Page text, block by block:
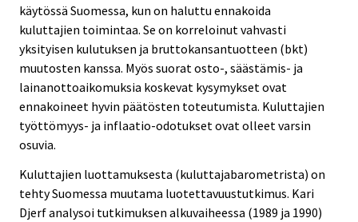
käytössä Suomessa, kun on haluttu ennakoida
kuluttajien toimintaa. Se on korreloinut vahvasti
yksityisen kulutuksen ja bruttokansantuotteen (bkt)
muutosten kanssa. Myös suorat osto-, säästämis- ja
lainanottoaikomuksia koskevat kysymykset ovat
ennakoineet hyvin päätösten toteutumista. Kuluttajien
työttömyys- ja inflaatio-odotukset ovat olleet varsin
osuvia.
Kuluttajien luottamuksesta (kuluttajabarometrista) on
tehty Suomessa muutama luotettavuustutkimus. Kari
Djerf analysoi tutkimuksen alkuvaiheessa (1989 ja 1990)